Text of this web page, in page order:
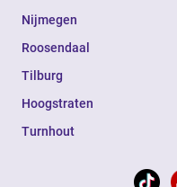
Nijmegen
Roosendaal
Tilburg
Hoogstraten
Turnhout